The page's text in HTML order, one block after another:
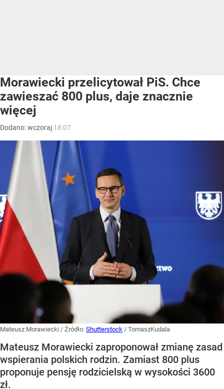
Morawiecki przelicytował PiS. Chce
zawieszać 800 plus, daje znacznie
więcej
Dodano:wczoraj 18:07
Mateusz Morawiecki / Źródło: Shutterstock / TomaszKudala
Mateusz Morawiecki zaproponował zmianę zasad
wspierania polskich rodzin. Zamiast 800 plus
proponuje pensję rodzicielską w wysokości 3600
zł.